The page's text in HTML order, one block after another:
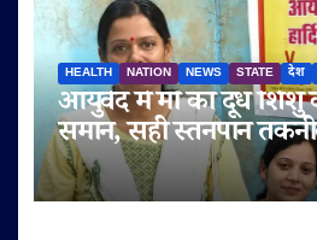
HEALTH NATION NEWS STATE देश
आयुर्वेद में माँ का दूध
समान, सही स्तनपान
आह्वान